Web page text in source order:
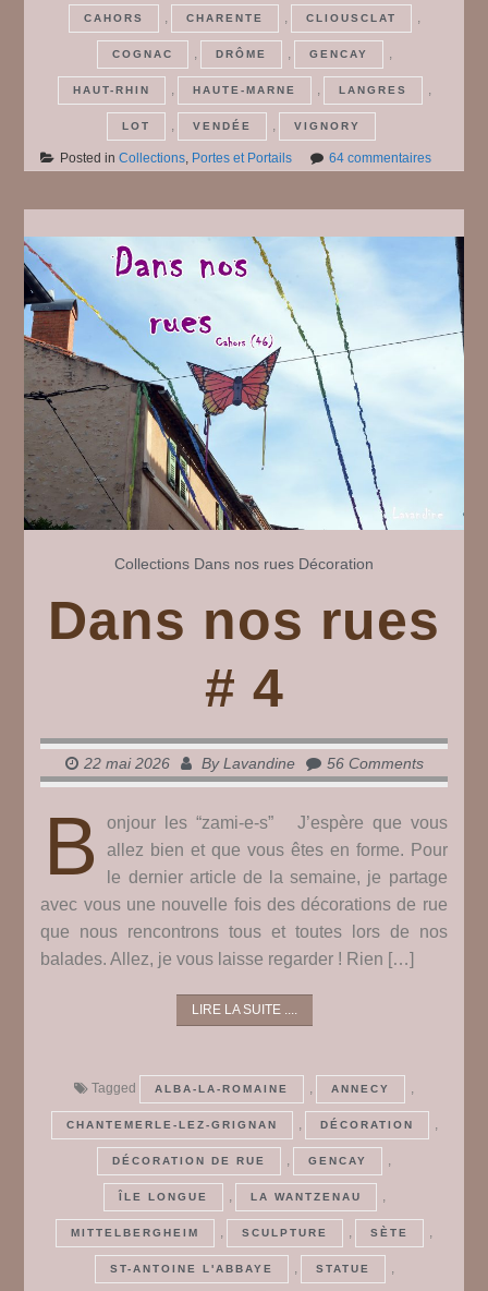
CAHORS , CHARENTE , CLIOUSCLAT ,
COGNAC , DRÔME , GENCAY ,
HAUT-RHIN , HAUTE-MARNE , LANGRES ,
LOT , VENDÉE , VIGNORY
Posted inCollections, Portes et Portails 64 commentairessur
des
portails
Collections Dans nos rues Décoration
Dans nos rues
# 4
22 mai 2026 ByLavandine 56 Comments
B
onjour les “zami-e-s” J’espère que vous
allez bien et que vous êtes en forme. Pour
le dernier article de la semaine, je partage
avec vous une nouvelle fois des décorations de rue
que nous rencontrons tous et toutes lors de nos
balades. Allez, je vous laisse regarder ! Rien […]
LIRE LA SUITE ....
Tagged ALBA-LA-ROMAINE , ANNECY ,
CHANTEMERLE-LEZ-GRIGNAN , DÉCORATION ,
DÉCORATION DE RUE , GENCAY ,
ÎLE LONGUE , LA WANTZENAU ,
MITTELBERGHEIM , SCULPTURE , SÈTE ,
ST-ANTOINE L'ABBAYE , STATUE ,